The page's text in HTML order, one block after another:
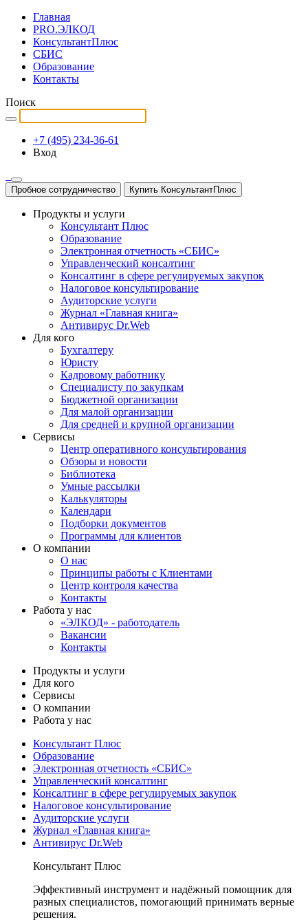
Главная
PRO.ЭЛКОД
КонсультантПлюс
СБИС
Образование
Контакты
Поиск
+7 (495) 234-36-61
Вход
Пробное сотрудничество Купить КонсультантПлюс
Продукты и услуги
Консультант Плюс
Образование
Электронная отчетность «СБИС»
Управленческий консалтинг
Консалтинг в сфере регулируемых закупок
Налоговое консультирование
Аудиторские услуги
Журнал «Главная книга»
Антивирус Dr.Web
Для кого
Бухгалтеру
Юристу
Кадровому работнику
Специалисту по закупкам
Бюджетной организации
Для малой организации
Для средней и крупной организации
Сервисы
Центр оперативного консультирования
Обзоры и новости
Библиотека
Умные рассылки
Калькуляторы
Календари
Подборки документов
Программы для клиентов
О компании
О нас
Принципы работы с Клиентами
Центр контроля качества
Контакты
Работа у нас
«ЭЛКОД» - работодатель
Вакансии
Контакты
Продукты и услуги
Для кого
Сервисы
О компании
Работа у нас
Консультант Плюс
Образование
Электронная отчетность «СБИС»
Управленческий консалтинг
Консалтинг в сфере регулируемых закупок
Налоговое консультирование
Аудиторские услуги
Журнал «Главная книга»
Антивирус Dr.Web
Консультант Плюс
Эффективный инструмент и надёжный помощник для
разных специалистов, помогающий принимать верные
решения.